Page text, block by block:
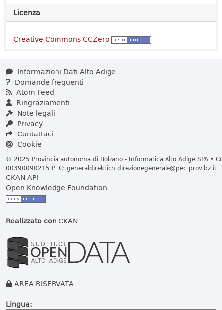
Licenza
Creative Commons CCZero
Informazioni Dati Alto Adige
Domande frequenti
Atom Feed
Ringraziamenti
Note legali
Privacy
Contattaci
Cookie
© 2025 Provincia autonoma di Bolzano - Informatica Alto Adige SPA •
00390090215 PEC: generaldirektion.direzionegenerale@pec.prov.bz.it
CKAN API
Open Knowledge Foundation
Realizzato conCKAN
AREA RISERVATA
Lingua